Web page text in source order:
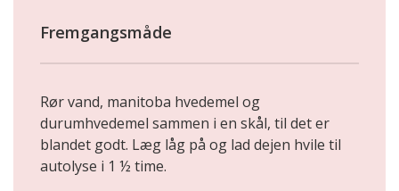
Fremgangsmåde
Rør vand, manitoba hvedemel og
durumhvedemel sammen i en skål, til det er
blandet godt. Læg låg på og lad dejen hvile til
autolyse i 1 ½ time.